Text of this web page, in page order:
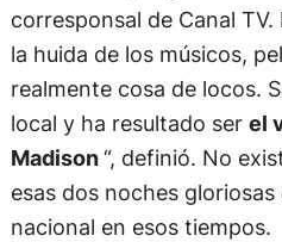
corresponsal de Canal
la huida de los músicos,
realmente cosa de locos.
local y ha resultado ser el
Madison“, definió. No
esas dos noches
nacional en esos tiempos.